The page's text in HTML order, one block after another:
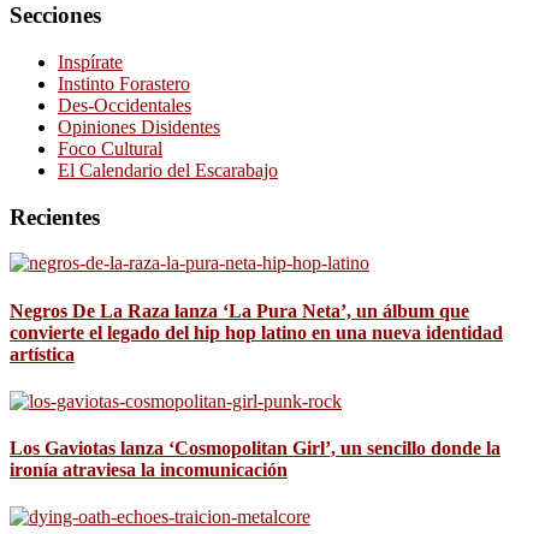
Secciones
Inspírate
Instinto Forastero
Des-Occidentales
Opiniones Disidentes
Foco Cultural
El Calendario del Escarabajo
Recientes
Negros De La Raza lanza ‘La Pura Neta’, un álbum que
convierte el legado del hip hop latino en una nueva identidad
artística
Los Gaviotas lanza ‘Cosmopolitan Girl’, un sencillo donde la
ironía atraviesa la incomunicación